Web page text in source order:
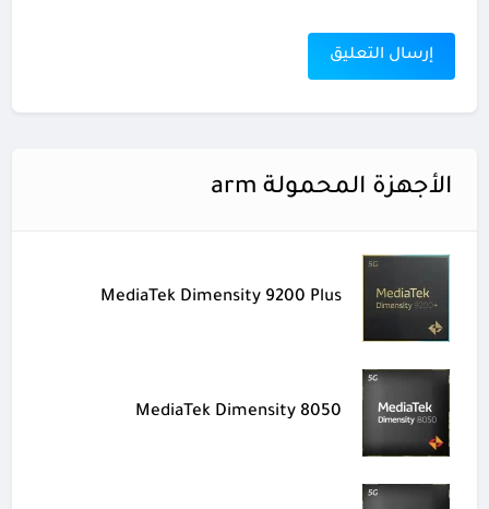
الأجهزة المحمولة arm
MediaTek Dimensity 9200 Plus
MediaTek Dimensity 8050